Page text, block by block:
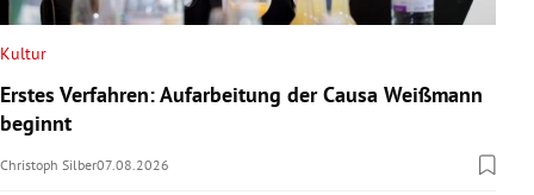
Kultur
Erstes Verfahren: Aufarbeitung der Causa Weißmann
beginnt
Christoph Silber07.08.2026